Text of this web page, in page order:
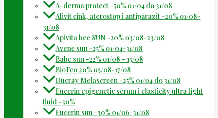
A-derma protect -50% 01/04 do 31/08
Alivit cink, aterostop i antiparazit -20% 01/08-
31/08
Apivita bee SUN -20% 03/08-23/08
Avene sun -25% 01/04-31/08
Babe sun -22% 01/08 – 15/08
BioTeo 20% 05/08-17/08
Ducray Melascreen -25% 01/04 do 31/08
Eucerin epigenetic serum i elasticity ultra light
fluid -30%
Eucerin sun -30% 01/06-31/08